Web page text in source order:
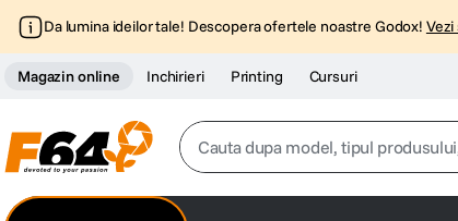
Da lumina ideilor tale! Descopera ofertele noastre Godox! Vezi
Magazin online Inchirieri Printing Cursuri
Cauta dupa model, tipul produsului,